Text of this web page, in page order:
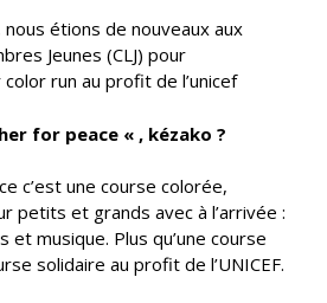
étions de nouveaux aux
Jeunes (CLJ) pour
run au profit de l’unicef
for peace « , kézako ?
c’est une course colorée,
petits et grands avec à l’arrivée :
et musique. Plus qu’une course
solidaire au profit de l’UNICEF.